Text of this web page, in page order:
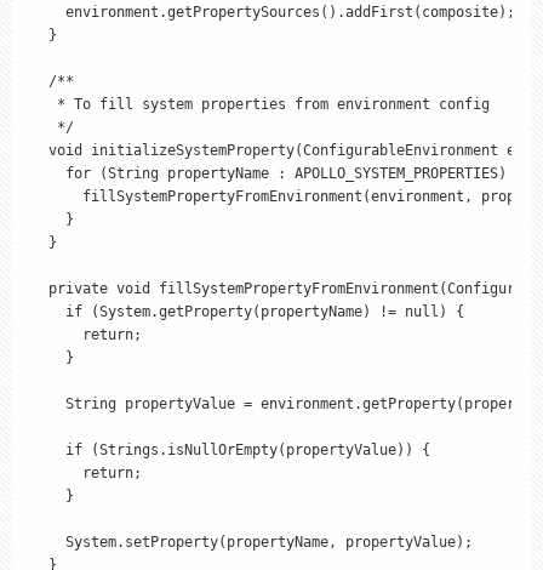
    environment.getPropertySources().addFirst(composite);
  }
  /**
   * To fill system properties from environment config
   */
void initializeSystemProperty(ConfigurableEnvironment
    for (String propertyName : APOLLO_SYSTEM_PROPERTIES) {
fillSystemPropertyFromEnvironment(environment,
    }
  }
private void
    if (System.getProperty(propertyName) != null) {
      return;
    }
String propertyValue =
    if (Strings.isNullOrEmpty(propertyValue)) {
      return;
    }
    System.setProperty(propertyName, propertyValue);
  }